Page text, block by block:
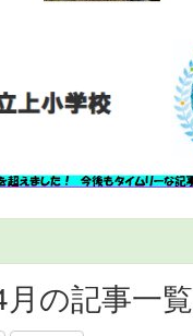
の記事一覧